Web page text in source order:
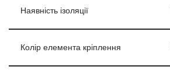
Наявність ізоляції
Колір елемента кріплення